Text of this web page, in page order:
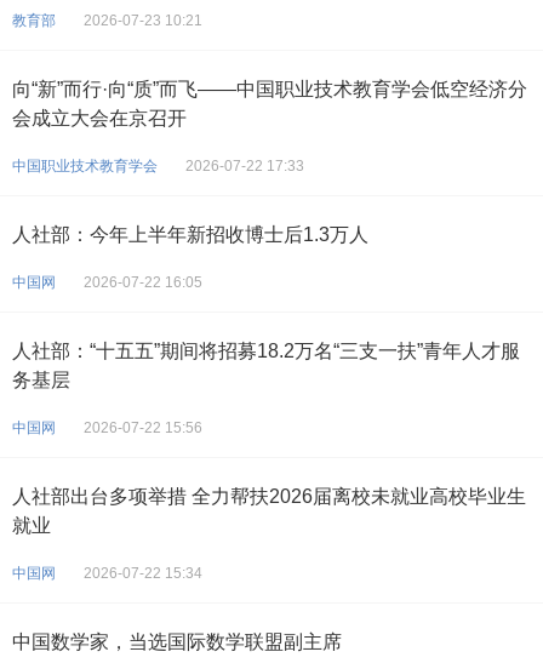
教育部 2026-07-23 10:21
向“新”而行·向“质”而飞——中国职业技术教育学会低空经济分
会成立大会在京召开
中国职业技术教育学会 2026-07-22 17:33
人社部：今年上半年新招收博士后1.3万人
中国网 2026-07-22 16:05
人社部：“十五五”期间将招募18.2万名“三支一扶”青年人才服
务基层
中国网 2026-07-22 15:56
人社部出台多项举措 全力帮扶2026届离校未就业高校毕业生
就业
中国网 2026-07-22 15:34
中国数学家，当选国际数学联盟副主席